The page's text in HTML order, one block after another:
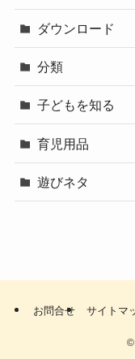
ダウンロード
分類
子どもを知る
育児用品
遊びネタ
お問合せ サイトマ
©